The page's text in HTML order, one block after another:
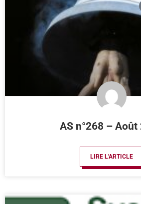
AS n°268 – Août
LIRE L'ARTICLE